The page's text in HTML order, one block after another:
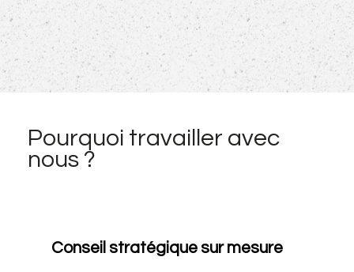
Pourquoi travailler avec
nous ?
Conseil stratégique sur mesure